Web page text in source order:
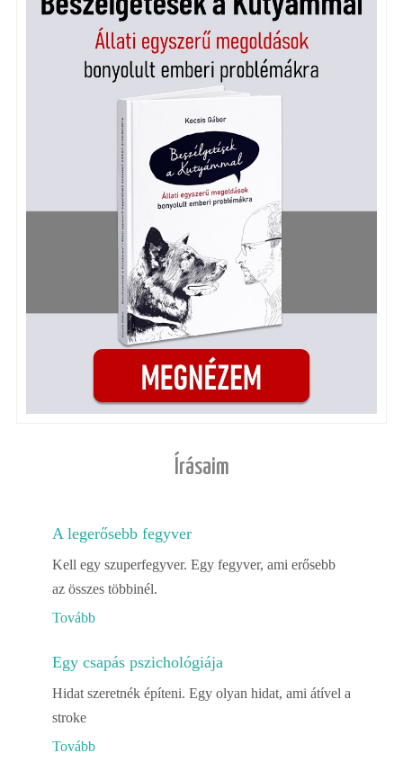
Írásaim
A legerősebb fegyver
Kell egy szuperfegyver. Egy fegyver, ami erősebb
az összes többinél.
Tovább
Egy csapás pszichológiája
Hidat szeretnék építeni. Egy olyan hidat, ami átível a
stroke
Tovább